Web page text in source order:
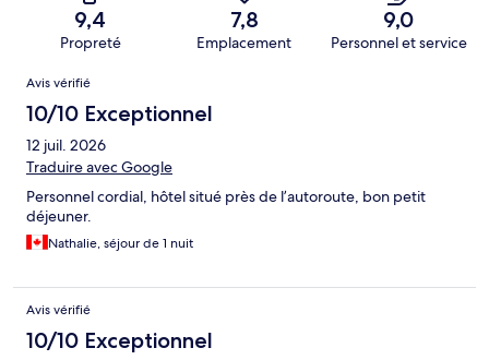
9,4
Propreté
7,8
Emplacement
9,0
Personnel et service
Avis
Avis vérifié
10/10 Exceptionnel
12 juil. 2026
Traduire avec Google
Personnel cordial, hôtel situé près de l’autoroute, bon petit
déjeuner.
Nathalie, séjour de 1 nuit
Avis vérifié
10/10 Exceptionnel